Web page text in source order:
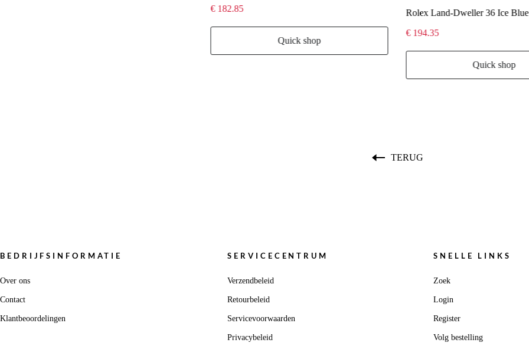
€ 182.85
Quick shop
Rolex Land-Dweller 36 Ice Blue
€ 194.35
Quick shop
TERUG
BEDRIJFSINFORMATIE
Over ons
Contact
Klantbeoordelingen
SERVICECENTRUM
Verzendbeleid
Retourbeleid
Servicevoorwaarden
Privacybeleid
SNELLE LINKS
Zoek
Login
Register
Volg bestelling